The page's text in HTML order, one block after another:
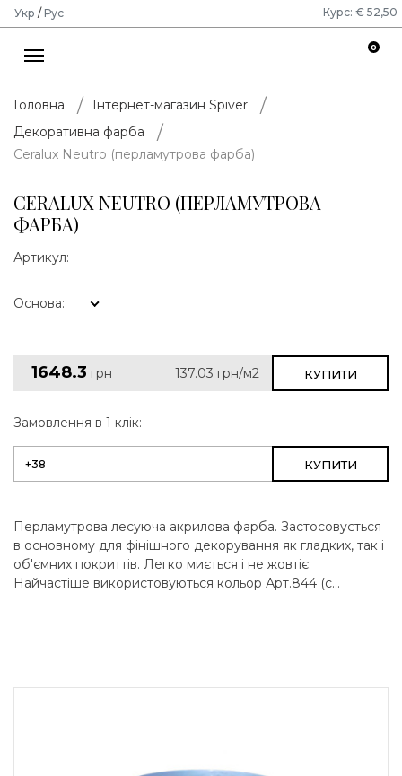
Укр / Рус Курс: € 52,50
0
Головна
Інтернет-магазин Spiver
Декоративна фарба
Ceralux Neutro (перламутрова фарба)
CERALUX NEUTRO (ПЕРЛАМУТРОВА
ФАРБА)
Артикул:
Основа:
1648.3 грн 137.03 грн/м2 КУПИТИ
Замовлення в 1 клік:
КУПИТИ
Перламутрова лесуюча акрилова фарба. Застосовується
в основному для фінішного декорування як гладких, так і
об'ємних покриттів. Легко миється і не жовтіє.
Найчастіше використовуються кольор Арт.844 (с...